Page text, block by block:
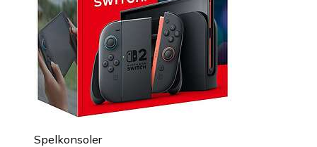
Spelkonsoler